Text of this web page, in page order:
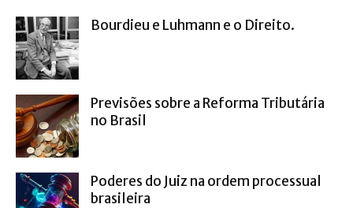
Bourdieu e Luhmann e o Direito.
Previsões sobre a Reforma Tributária
no Brasil
Poderes do Juiz na ordem processual
brasileira